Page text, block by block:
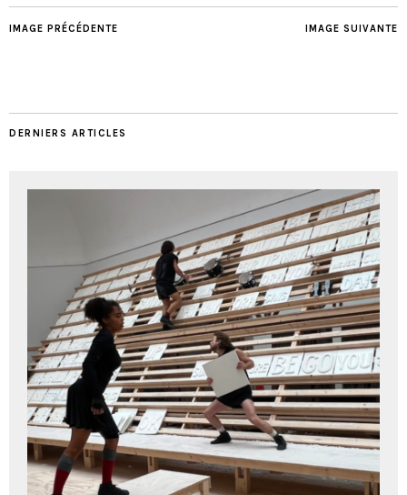
IMAGE SUIVANTE
IMAGE PRÉCÉDENTE
DERNIERS ARTICLES